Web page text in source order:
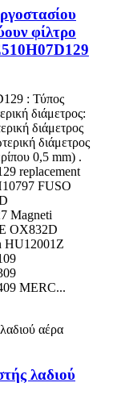
φίλτρο
: Τύπος
διάμετρος:
διάμετρος
διάμετρος
0,5 mm) .
replacement
FUSO
Magneti
OX832D
MERC...
λαδιού